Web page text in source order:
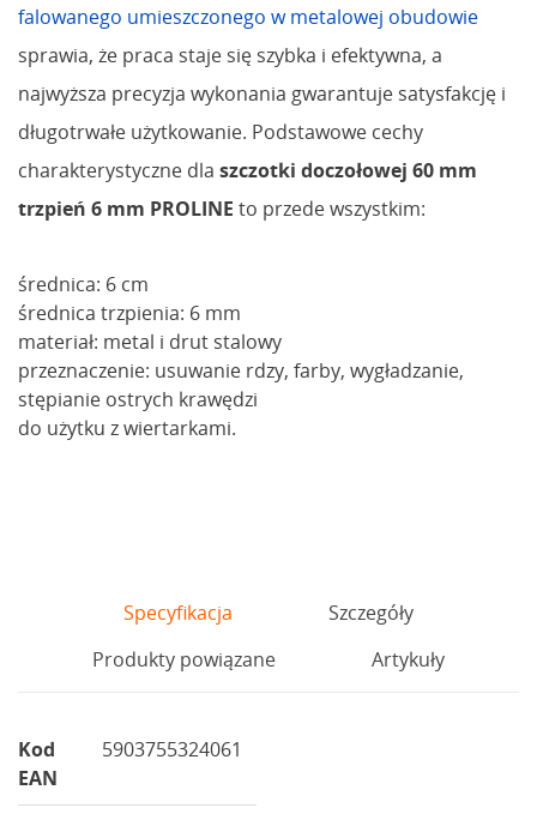
falowanego umieszczonego w metalowej obudowie
sprawia, że praca staje się szybka i efektywna, a
najwyższa precyzja wykonania gwarantuje satysfakcję i
długotrwałe użytkowanie. Podstawowe cechy
charakterystyczne dla szczotki doczołowej 60 mm
trzpień 6 mm PROLINE to przede wszystkim:
średnica: 6 cm
średnica trzpienia: 6 mm
materiał: metal i drut stalowy
przeznaczenie: usuwanie rdzy, farby, wygładzanie,
stępianie ostrych krawędzi
do użytku z wiertarkami.
Specyfikacja
Szczegóły
Produkty powiązane
Artykuły
Kod
EAN
5903755324061